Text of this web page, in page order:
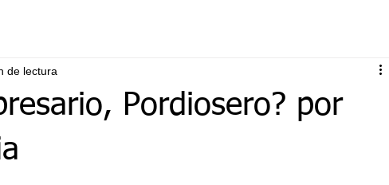
Pordiosero? por
de lectura